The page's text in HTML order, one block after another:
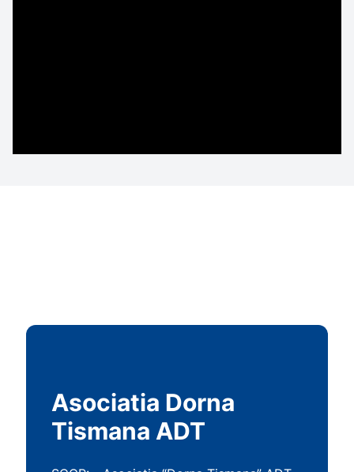
Asociatia Dorna
Tismana ADT